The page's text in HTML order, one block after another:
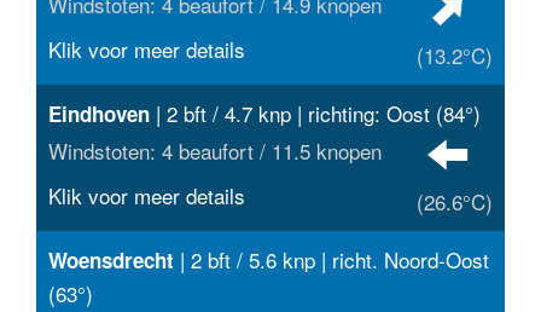
(13.2°C)
Klik voor meer details
Eindhoven | 2 bft / 4.7 knp | richting: Oost (84°)
Windstoten: 4 beaufort / 11.5 knopen
(26.6°C)
Klik voor meer details
Woensdrecht | 2 bft / 5.6 knp | richt. Noord-Oost
(63°)